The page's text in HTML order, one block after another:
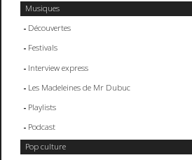
Musiques
Découvertes
Festivals
Interview express
Les Madeleines de Mr Dubuc
Playlists
Podcast
Pop culture